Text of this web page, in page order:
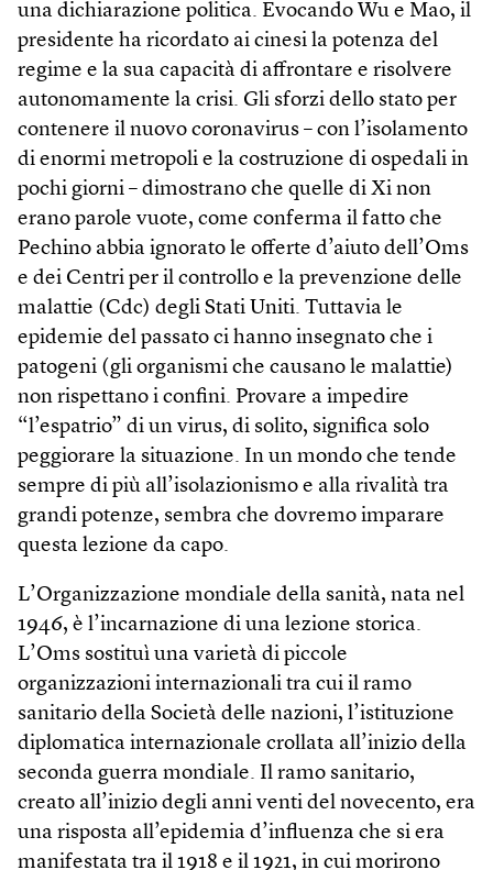
una dichiarazione politica. Evocando Wu e Mao, il
presidente ha ricordato ai cinesi la potenza del
regime e la sua capacità di affrontare e risolvere
autonomamente la crisi. Gli sforzi dello stato per
contenere il nuovo coronavirus – con l’isolamento
di enormi metropoli e la costruzione di ospedali in
pochi giorni – dimostrano che quelle di Xi non
erano parole vuote, come conferma il fatto che
Pechino abbia ignorato le offerte d’aiuto dell’Oms
e dei Centri per il controllo e la prevenzione delle
malattie (Cdc) degli Stati Uniti. Tuttavia le
epidemie del passato ci hanno insegnato che i
patogeni (gli organismi che causano le malattie)
non rispettano i confini. Provare a impedire
“l’espatrio” di un virus, di solito, significa solo
peggiorare la situazione. In un mondo che tende
sempre di più all’isolazionismo e alla rivalità tra
grandi potenze, sembra che dovremo imparare
questa lezione da capo.
L’Organizzazione mondiale della sanità, nata nel
1946, è l’incarnazione di una lezione storica.
L’Oms sostituì una varietà di piccole
organizzazioni internazionali tra cui il ramo
sanitario della Società delle nazioni, l’istituzione
diplomatica internazionale crollata all’inizio della
seconda guerra mondiale. Il ramo sanitario,
creato all’inizio degli anni venti del novecento, era
una risposta all’epidemia d’influenza che si era
manifestata tra il 1918 e il 1921, in cui morirono